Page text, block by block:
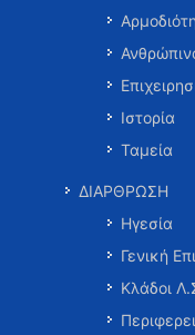
Ιστορία
Ταμεία
ΔΙΑΡΘΡΩΣΗ
Ηγεσία
Γενική
Κλάδοι